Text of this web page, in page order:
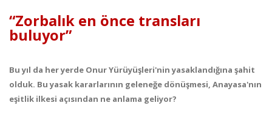
“Zorbalık en önce transları
buluyor”
Bu yıl da her yerde Onur Yürüyüşleri'nin yasaklandığına şahit
olduk. Bu yasak kararlarının geleneğe dönüşmesi, Anayasa'nın
eşitlik ilkesi açısından ne anlama geliyor?